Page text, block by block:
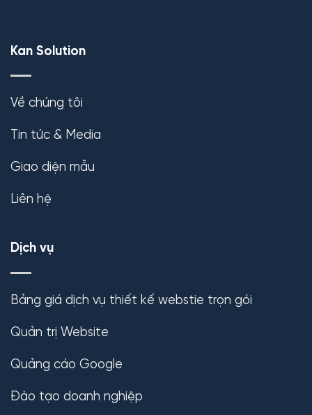
Kan Solution
Về chúng tôi
Tin tức & Media
Giao diện mẫu
Liên hệ
Dịch vụ
Bảng giá dịch vụ thiết kế webstie trọn gói
Quản trị Website
Quảng cáo Google
Đào tạo doanh nghiệp